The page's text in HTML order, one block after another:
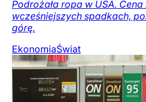
Podrożała ropa w USA.
wcześniejszych spadkach,
górę.
EkonomiaŚwiat